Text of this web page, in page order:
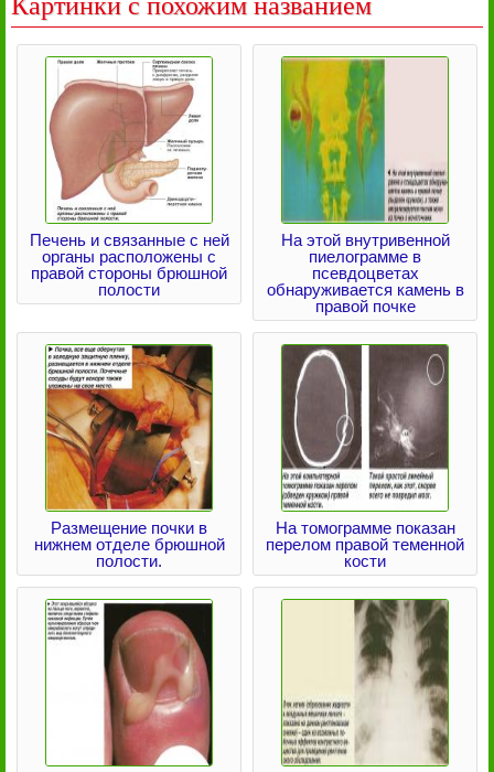
Печень и связанные с ней
органы расположены с
правой стороны брюшной
полости
На этой внутривенной
пиелограмме в
псевдоцветах
обнаруживается камень в
правой почке
Размещение почки в
нижнем отделе брюшной
полости.
На томограмме показан
перелом правой теменной
кости